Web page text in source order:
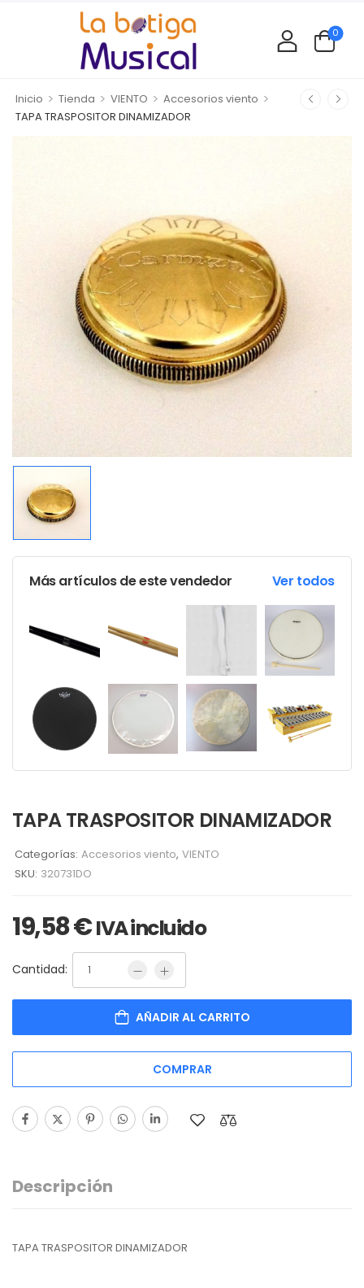
0
Inicio > Tienda > VIENTO > Accesorios viento >
TAPA TRASPOSITOR DINAMIZADOR
Más artículos de este vendedor Ver todos
TAPA TRASPOSITOR DINAMIZADOR
Categorías: Accesorios viento, VIENTO
SKU: 320731DO
19,58€IVA incluido
Cantidad:
AÑADIR AL CARRITO
COMPRAR
Descripción
TAPA TRASPOSITOR DINAMIZADOR